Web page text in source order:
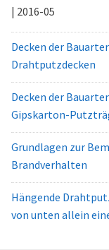
| 2016-05
Decken der
Drahtputzdecken
Decken der
Gipskarton-
Grundlagen zur
Brandverhalten
Hängende
von unten allein